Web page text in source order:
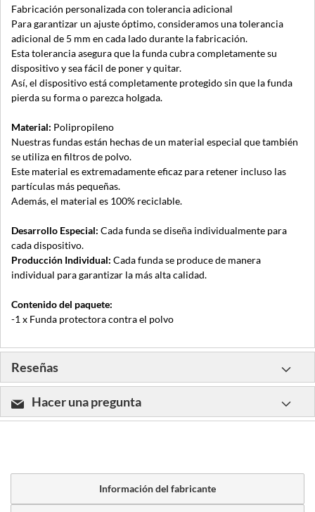
Fabricación personalizada con tolerancia adicional
Para garantizar un ajuste óptimo, consideramos una tolerancia
adicional de 5 mm en cada lado durante la fabricación.
Esta tolerancia asegura que la funda cubra completamente su
dispositivo y sea fácil de poner y quitar.
Así, el dispositivo está completamente protegido sin que la funda
pierda su forma o parezca holgada.
Material: Polipropileno
Nuestras fundas están hechas de un material especial que también
se utiliza en filtros de polvo.
Este material es extremadamente eficaz para retener incluso las
partículas más pequeñas.
Además, el material es 100% reciclable.
Desarrollo Especial: Cada funda se diseña individualmente para
cada dispositivo.
Producción Individual: Cada funda se produce de manera
individual para garantizar la más alta calidad.
Contenido del paquete:
-1 x Funda protectora contra el polvo
Reseñas
Hacer una pregunta
Información del fabricante